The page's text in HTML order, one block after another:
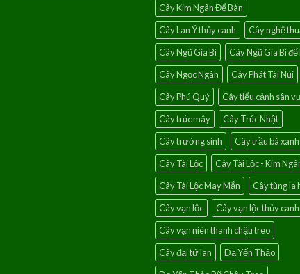
Cây Kim Ngân Để Bàn
Cây Lan Ý thủy canh
Cây nghệ
Cây Ngũ Gia Bì
Cây Ngũ Gia Bì để
Cây Ngọc Ngân
Cây Phát Tài Núi
Cây Phú Quý
Cây tiểu cảnh sân
Cây trúc mây
Cây Trúc Nhật
Cây trường sinh
Cây trầu bà xanh
Cây Tài Lộc
Cây Tài Lộc - Kim
Cây Tài Lộc May Mắn
Cây tùng la
Cây vạn lộc
Cây vạn lộc thủy canh
Cây vạn niên thanh chậu treo
Cây đại tứ lan
Dạ Yến Thảo